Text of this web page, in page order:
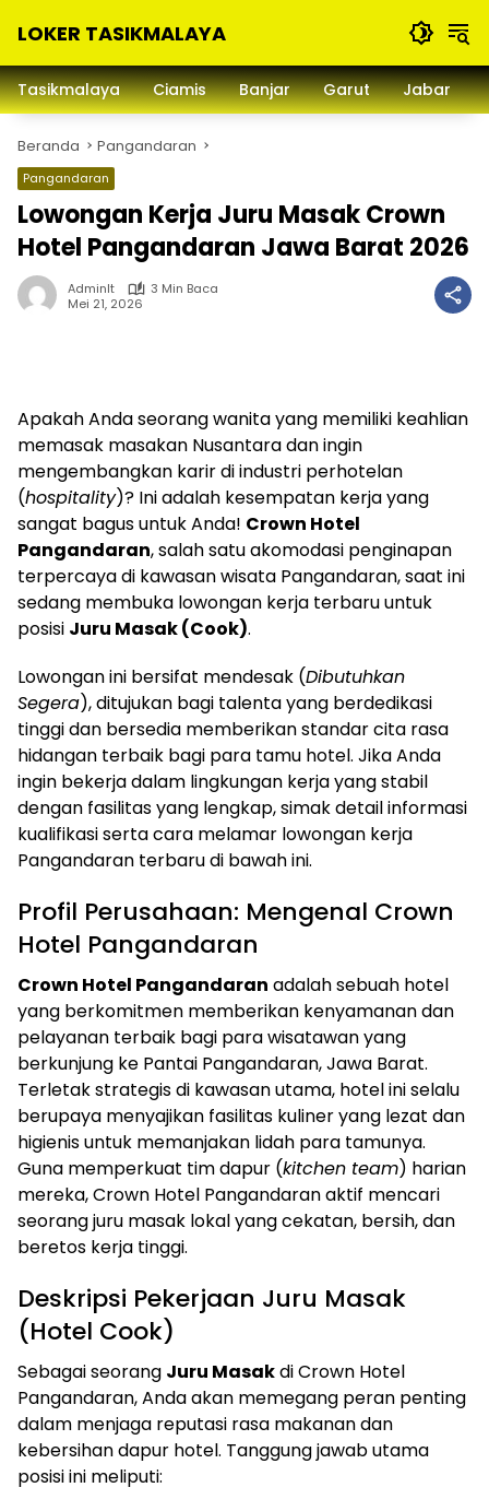
LOKER TASIKMALAYA
Lowongan
Kerja
dan
Sekitarna
Tasikmalaya Ciamis Banjar Garut Jabar
Beranda Pangandaran
Pangandaran
Lowongan Kerja Juru Masak Crown
Hotel Pangandaran Jawa Barat 2026
Adminlt
3 Min Baca
Mei 21, 2026
Apakah Anda seorang wanita yang memiliki keahlian
memasak masakan Nusantara dan ingin
mengembangkan karir di industri perhotelan
(hospitality)? Ini adalah kesempatan kerja yang
sangat bagus untuk Anda! Crown Hotel
Pangandaran, salah satu akomodasi penginapan
terpercaya di kawasan wisata Pangandaran, saat ini
sedang membuka lowongan kerja terbaru untuk
posisi Juru Masak (Cook).
Lowongan ini bersifat mendesak (Dibutuhkan
Segera), ditujukan bagi talenta yang berdedikasi
tinggi dan bersedia memberikan standar cita rasa
hidangan terbaik bagi para tamu hotel. Jika Anda
ingin bekerja dalam lingkungan kerja yang stabil
dengan fasilitas yang lengkap, simak detail informasi
kualifikasi serta cara melamar lowongan kerja
Pangandaran terbaru di bawah ini.
Profil Perusahaan: Mengenal Crown
Hotel Pangandaran
Crown Hotel Pangandaran adalah sebuah hotel
yang berkomitmen memberikan kenyamanan dan
pelayanan terbaik bagi para wisatawan yang
berkunjung ke Pantai Pangandaran, Jawa Barat.
Terletak strategis di kawasan utama, hotel ini selalu
berupaya menyajikan fasilitas kuliner yang lezat dan
higienis untuk memanjakan lidah para tamunya.
Guna memperkuat tim dapur (kitchen team) harian
mereka, Crown Hotel Pangandaran aktif mencari
seorang juru masak lokal yang cekatan, bersih, dan
beretos kerja tinggi.
Deskripsi Pekerjaan Juru Masak
(Hotel Cook)
Sebagai seorang Juru Masakdi Crown Hotel
Pangandaran, Anda akan memegang peran penting
dalam menjaga reputasi rasa makanan dan
kebersihan dapur hotel. Tanggung jawab utama
posisi ini meliputi: